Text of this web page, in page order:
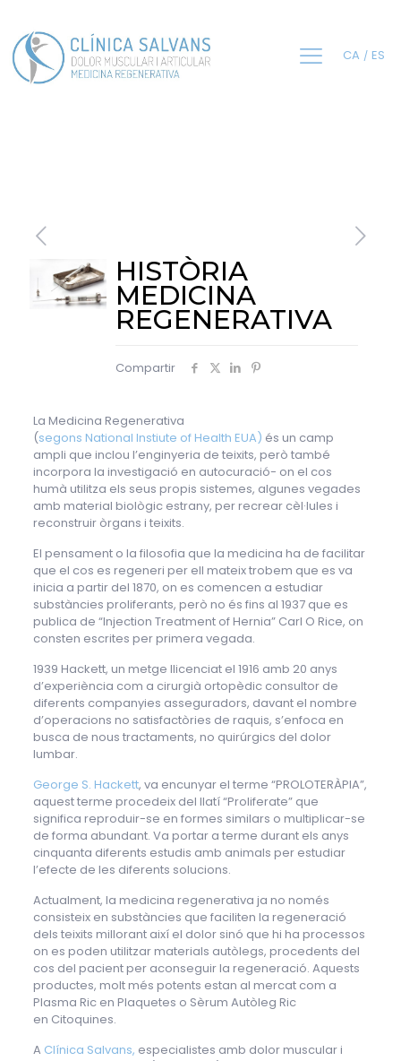
CA ES
HISTÒRIA
MEDICINA
REGENERATIVA
Compartir
La Medicina Regenerativa
(segons National Instiute of Health EUA) és un camp
ampli que inclou l’enginyeria de teixits, però també
incorpora la investigació en autocuració- on el cos
humà utilitza els seus propis sistemes, algunes vegades
amb material biològic estrany, per recrear cèl·lules i
reconstruir òrgans i teixits.
El pensament o la filosofia que la medicina ha de facilitar
que el cos es regeneri per ell mateix trobem que es va
inicia a partir del 1870, on es comencen a estudiar
substàncies proliferants, però no és fins al 1937 que es
publica de “Injection Treatment of Hernia” Carl O Rice, on
consten escrites per primera vegada.
1939 Hackett, un metge llicenciat el 1916 amb 20 anys
d’experiència com a cirurgià ortopèdic consultor de
diferents companyies asseguradors, davant el nombre
d’operacions no satisfactòries de raquis, s’enfoca en
busca de nous tractaments, no quirúrgics del dolor
lumbar.
George S. Hackett, va encunyar el terme “PROLOTERÀPIA”,
aquest terme procedeix del llatí “Proliferate” que
significa reproduir-se en formes similars o multiplicar-se
de forma abundant. Va portar a terme durant els anys
cinquanta diferents estudis amb animals per estudiar
l’efecte de les diferents solucions.
Actualment, la medicina regenerativa ja no només
consisteix en substàncies que faciliten la regeneració
dels teixits millorant així el dolor sinó que hi ha processos
on es poden utilitzar materials autòlegs, procedents del
cos del pacient per aconseguir la regeneració. Aquests
productes, molt més potents estan al mercat com a
Plasma Ric en Plaquetes o Sèrum Autòleg Ric
en Citoquines.
A Clínica Salvans, especialistes amb dolor muscular i